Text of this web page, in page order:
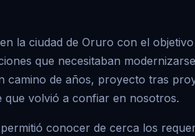
la ciudad de Oruro con el
que necesitaban
camino de años, proyecto tras
que volvió a confiar en nosotros.
conocer de cerca los